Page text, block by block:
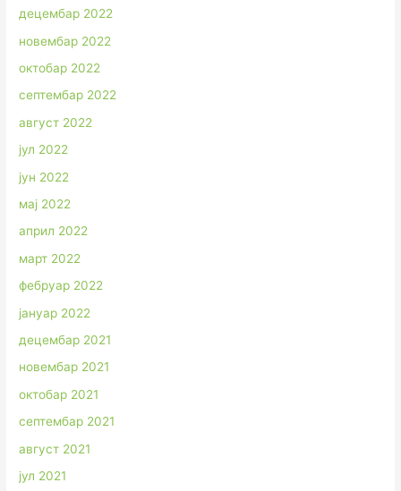
децембар 2022
новембар 2022
октобар 2022
септембар 2022
август 2022
јул 2022
јун 2022
мај 2022
април 2022
март 2022
фебруар 2022
јануар 2022
децембар 2021
новембар 2021
октобар 2021
септембар 2021
август 2021
јул 2021